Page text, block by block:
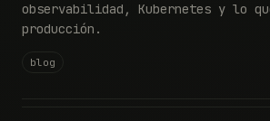
observabilidad, Kubernetes y lo
producción.
blog